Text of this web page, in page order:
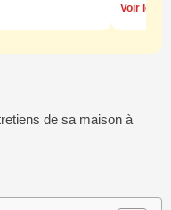
Voir les
de sa maison à